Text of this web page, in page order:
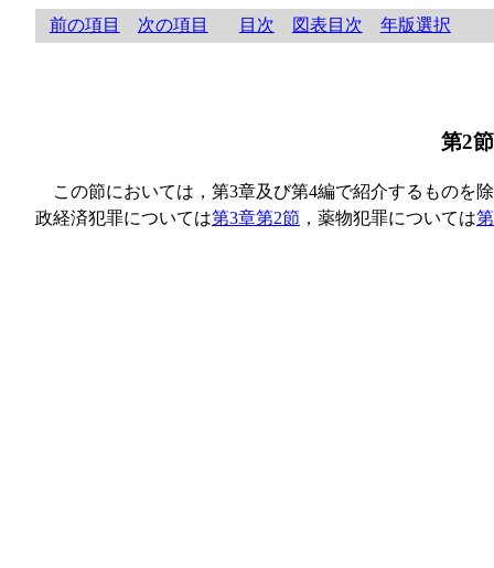
前の項目 次の項目 目次 図表目次 年版選択
第2
この節においては，第3章及び第4編で紹介するものを
政経済犯罪については第3章第2節 ，薬物犯罪については